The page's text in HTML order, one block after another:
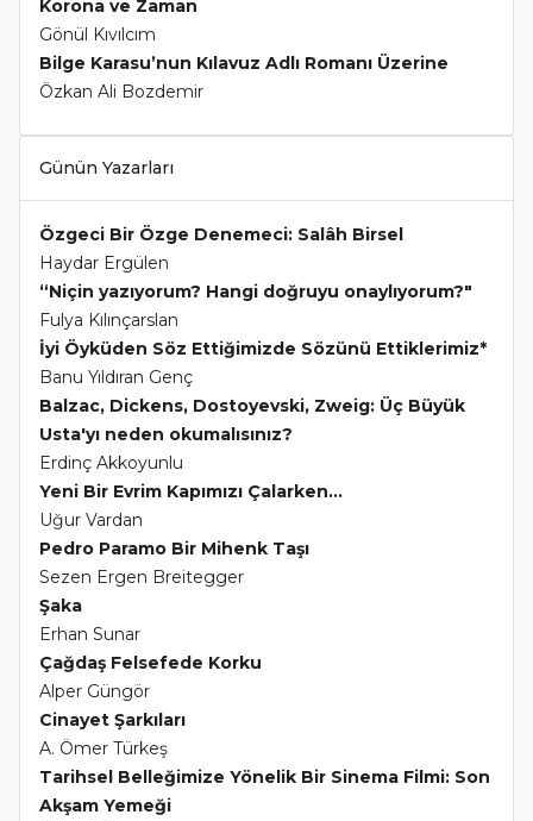
Korona ve Zaman
Gönül Kıvılcım
Bilge Karasu’nun Kılavuz Adlı Romanı Üzerine
Özkan Ali Bozdemir
Günün Yazarları
Özgeci Bir Özge Denemeci: Salâh Birsel
Haydar Ergülen
“Niçin yazıyorum? Hangi doğruyu onaylıyorum?"
Fulya Kılınçarslan
İyi Öyküden Söz Ettiğimizde Sözünü Ettiklerimiz*
Banu Yıldıran Genç
Balzac, Dickens, Dostoyevski, Zweig: Üç Büyük
Usta'yı neden okumalısınız?
Erdinç Akkoyunlu
Yeni Bir Evrim Kapımızı Çalarken...
Uğur Vardan
Pedro Paramo Bir Mihenk Taşı
Sezen Ergen Breitegger
Şaka
Erhan Sunar
Çağdaş Felsefede Korku
Alper Güngör
Cinayet Şarkıları
A. Ömer Türkeş
Tarihsel Belleğimize Yönelik Bir Sinema Filmi: Son
Akşam Yemeği